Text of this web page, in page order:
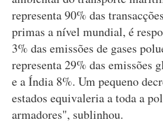
representa 90% das
primas a nível mundial, é
3% das emissões de gases
representa 29% das emissões
e a Índia 8%. Um pequeno
estados equivaleria a toda a
armadores", sublinhou.